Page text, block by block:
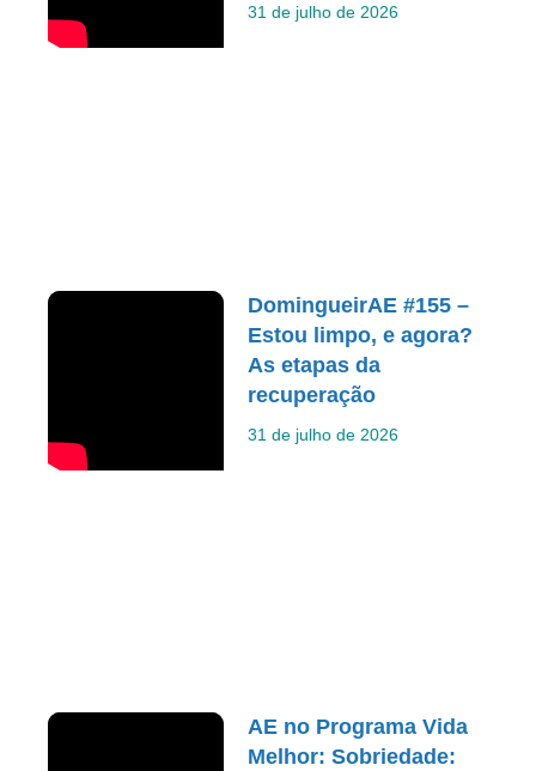
31 de julho de 2026
DomingueirAE #155 –
Estou limpo, e agora?
As etapas da
recuperação
31 de julho de 2026
AE no Programa Vida
Melhor: Sobriedade: